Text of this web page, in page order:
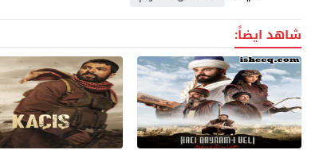
شاهد ايضاً: